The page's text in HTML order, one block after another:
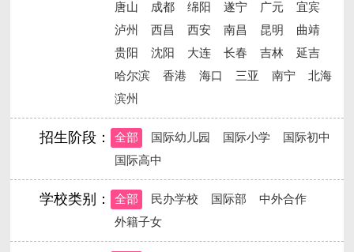
唐山
成都 绵阳 遂宁 广元
宜宾
泸州
西昌 西安 南昌 昆明
曲靖
贵阳
沈阳 大连 长春 吉林
延吉
哈尔滨
香港 海口 三亚 南宁
北海
滨州
招生阶段： 全部 国际幼儿园 国际小学
国际初中
国际高中
学校类别： 全部 民办学校 国际部
中外合作
外籍子女